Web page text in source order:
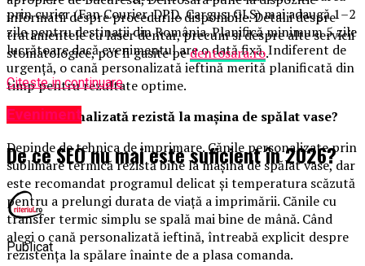
prin curier (Fan Courier, DPD, Cargus, GLS) mai adaugă 1–2
zile pentru destinații din România. Planifică minimum 5 zile
lucrătoare dacă evenimentul are o dată fixă. Indiferent de
urgență, o cană personalizată ieftină merită planificată din
timp pentru rezultate optime.
Cana personalizată rezistă la mașina de spălat vase?
Depinde de tehnica de imprimare. Cănile personalizate prin
sublimare termică rezistă bine la mașina de spălat vase, dar
este recomandat programul delicat și temperatura scăzută
pentru a prelungi durata de viață a imprimării. Cănile cu
transfer termic simplu se spală mai bine de mână. Când
alegi o cană personalizată ieftină, întreabă explicit despre
rezistența la spălare înainte de a plasa comanda.
informatii despre procedurile disponibile. Detalii despre
tratamentele cu laser dentar, precum si despre alte servicii
stomatologice, pot fi gasite pedentosara.ro.
Citeste in continuare
Eveniment
De ce SEO nu mai este suficient în 2026?
Publicat